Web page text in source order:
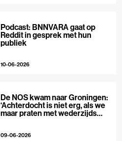
Podcast: BNNVARA gaat op
Reddit in gesprek met hun
publiek
10-06-2026
De NOS kwam naar Groningen:
‘Achterdocht is niet erg, als we
maar praten met wederzijds
09-06-2026